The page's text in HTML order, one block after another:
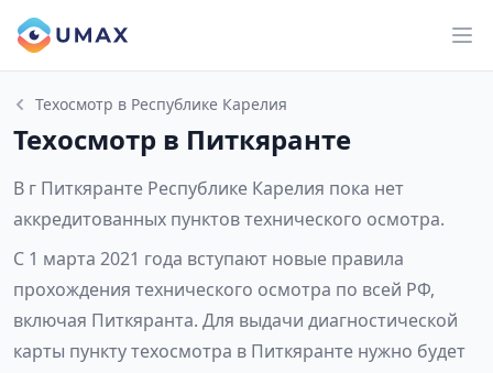
Техосмотр в Республике Карелия
Техосмотр в Питкяранте
В г Питкяранте Республике Карелия пока нет
аккредитованных пунктов технического осмотра.
С 1 марта 2021 года вступают новые правила
прохождения технического осмотра по всей РФ,
включая Питкяранта. Для выдачи диагностической
карты пункту техосмотра в Питкяранте нужно будет